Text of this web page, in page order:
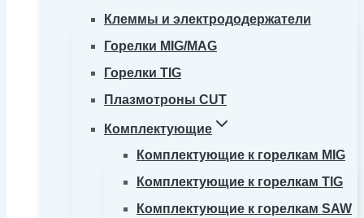
Клеммы и электрододержатели
Горелки MIG/MAG
Горелки TIG
Плазмотроны CUT
Комплектующие
Комплектующие к горелкам MIG
Комплектующие к горелкам TIG
Комплектующие к горелкам SAW